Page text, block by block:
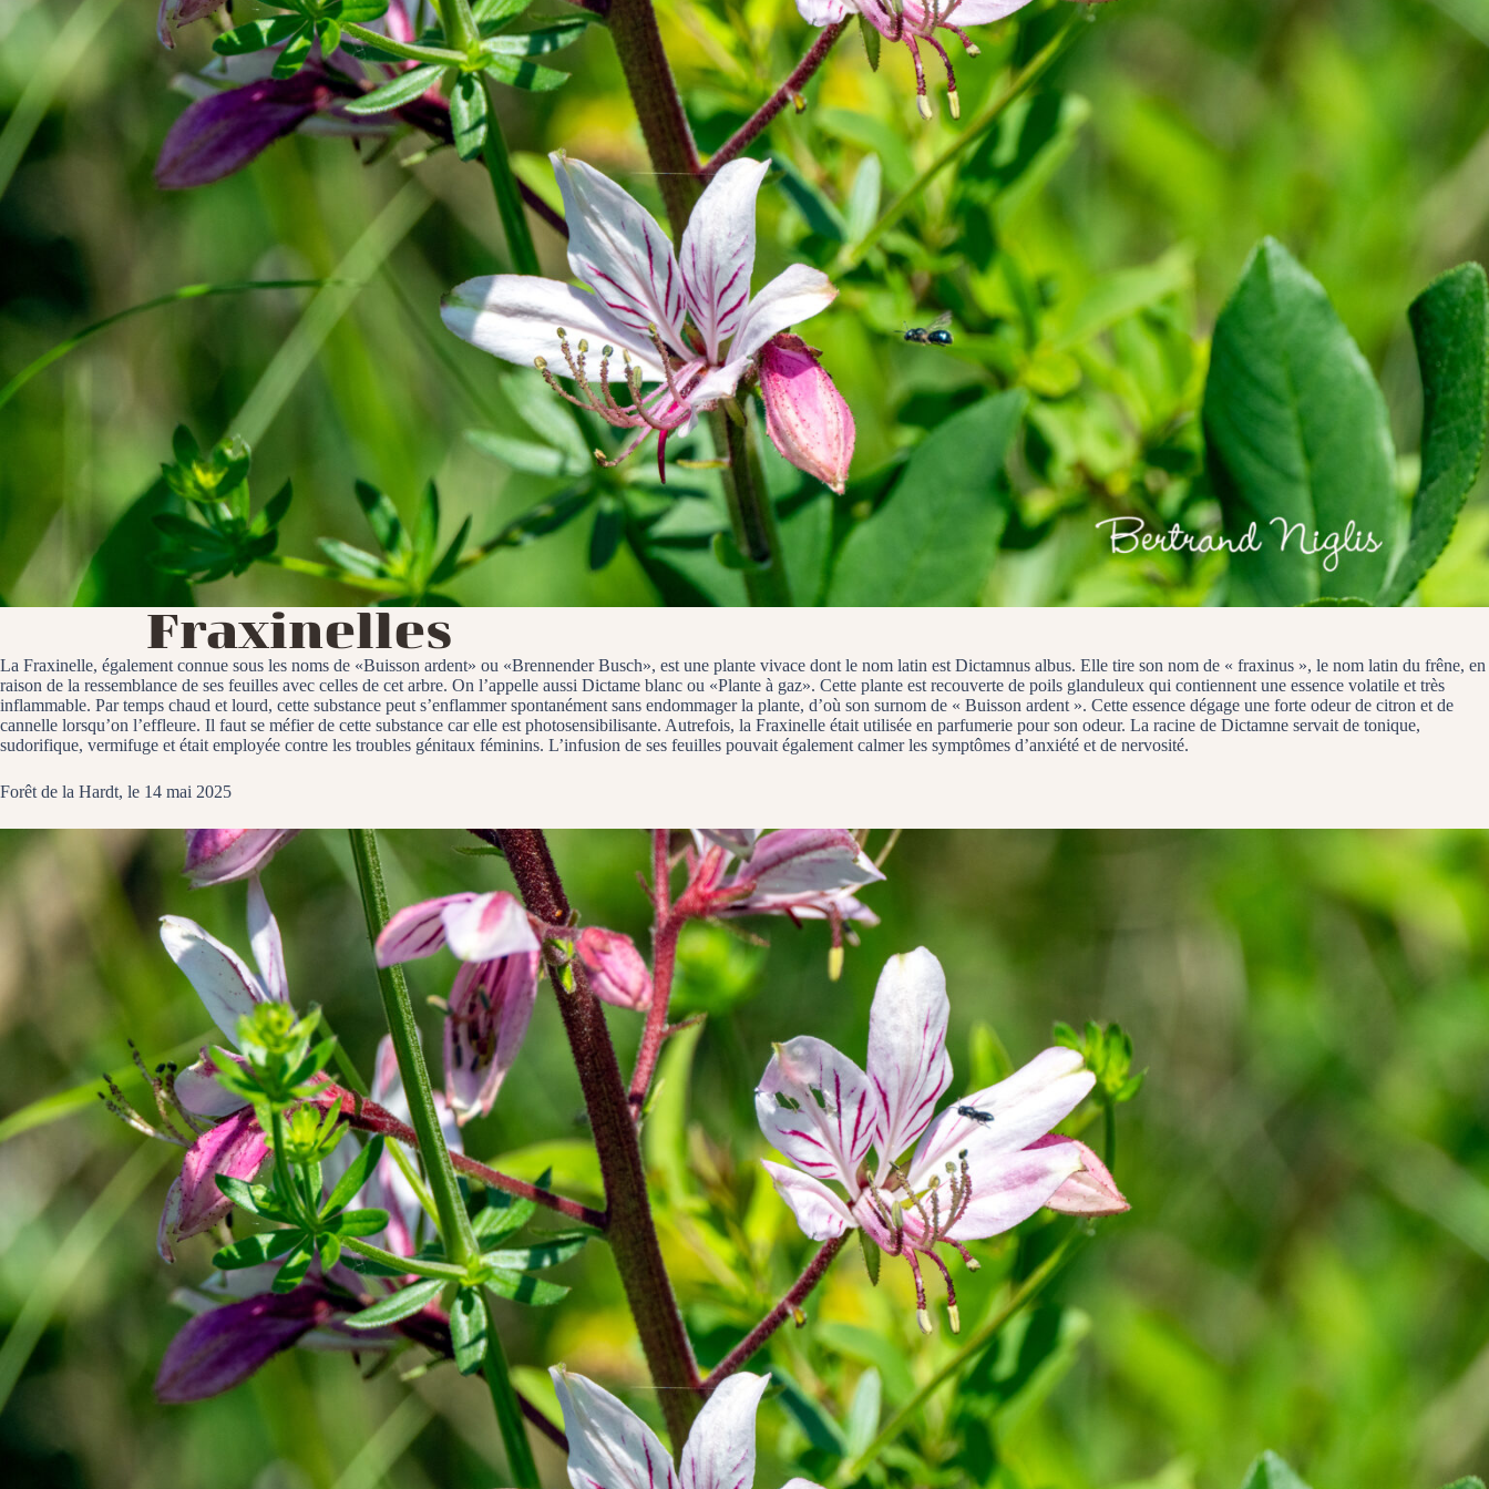
Fraxinelles
La Fraxinelle, également connue sous les noms de «Buisson ardent» ou «Brennender Busch», est une plante vivace dont le nom latin est Dictamnus albus. Elle tire son nom de « fraxinus », le nom latin du frêne, en
raison de la ressemblance de ses feuilles avec celles de cet arbre. On l’appelle aussi Dictame blanc ou «Plante à gaz». Cette plante est recouverte de poils glanduleux qui contiennent une essence volatile et très
inflammable. Par temps chaud et lourd, cette substance peut s’enflammer spontanément sans endommager la plante, d’où son surnom de « Buisson ardent ». Cette essence dégage une forte odeur de citron et de
cannelle lorsqu’on l’effleure. Il faut se méfier de cette substance car elle est photosensibilisante. Autrefois, la Fraxinelle était utilisée en parfumerie pour son odeur. La racine de Dictamne servait de tonique,
sudorifique, vermifuge et était employée contre les troubles génitaux féminins. L’infusion de ses feuilles pouvait également calmer les symptômes d’anxiété et de nervosité.
Forêt de la Hardt, le 14 mai 2025